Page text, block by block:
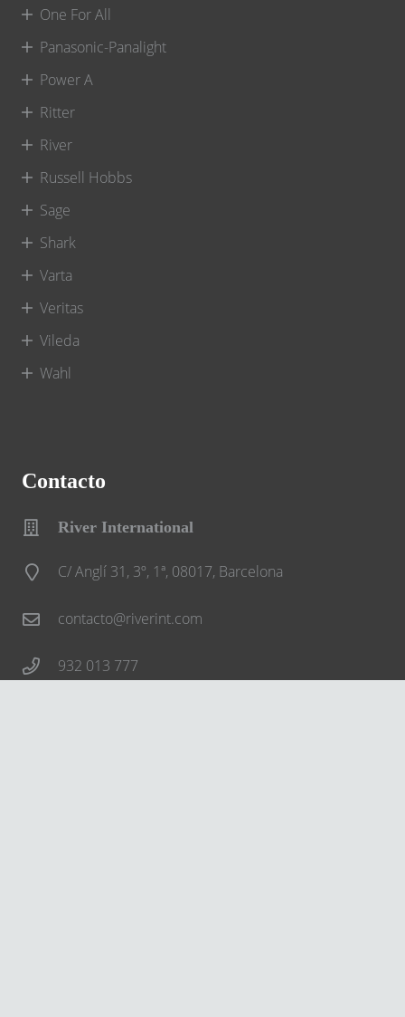
One For All
Panasonic-Panalight
Power A
Ritter
River
Russell Hobbs
Sage
Shark
Varta
Veritas
Vileda
Wahl
Contacto
River International
C/ Anglí 31, 3º, 1ª, 08017, Barcelona
contacto@riverint.com
932 013 777